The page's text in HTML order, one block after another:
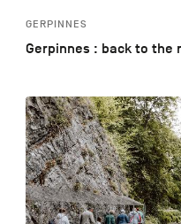
GERPINNES
Gerpinnes : back to the